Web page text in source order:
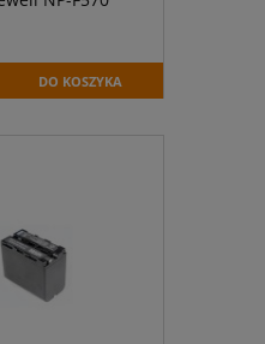
DO KOSZYKA